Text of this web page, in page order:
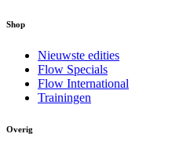
Shop
Nieuwste edities
Flow Specials
Flow International
Trainingen
Overig